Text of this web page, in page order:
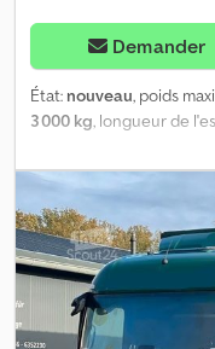
Demander
État: nouveau, poids
3 000 kg , longueur de
2026,
nouvelle remorque,
de 850 nouvelles
d'occasion disponibles
engagement : rubrique
trailershop Credjzndx
Carkipper 3000,